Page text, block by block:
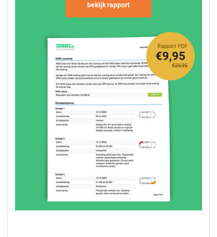
bekijk rapport
Rapport PDF
€29,95
€9,95